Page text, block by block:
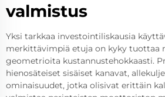
valmistus
Yksi tarkkaa investointiliskausia
merkittävimpiä etuja on kyky tuottaa
geometrioita kustannustehokkaasti.
hienosäteiset sisäiset kanavat,
ominaisuudet, jotka olisivat erittäin